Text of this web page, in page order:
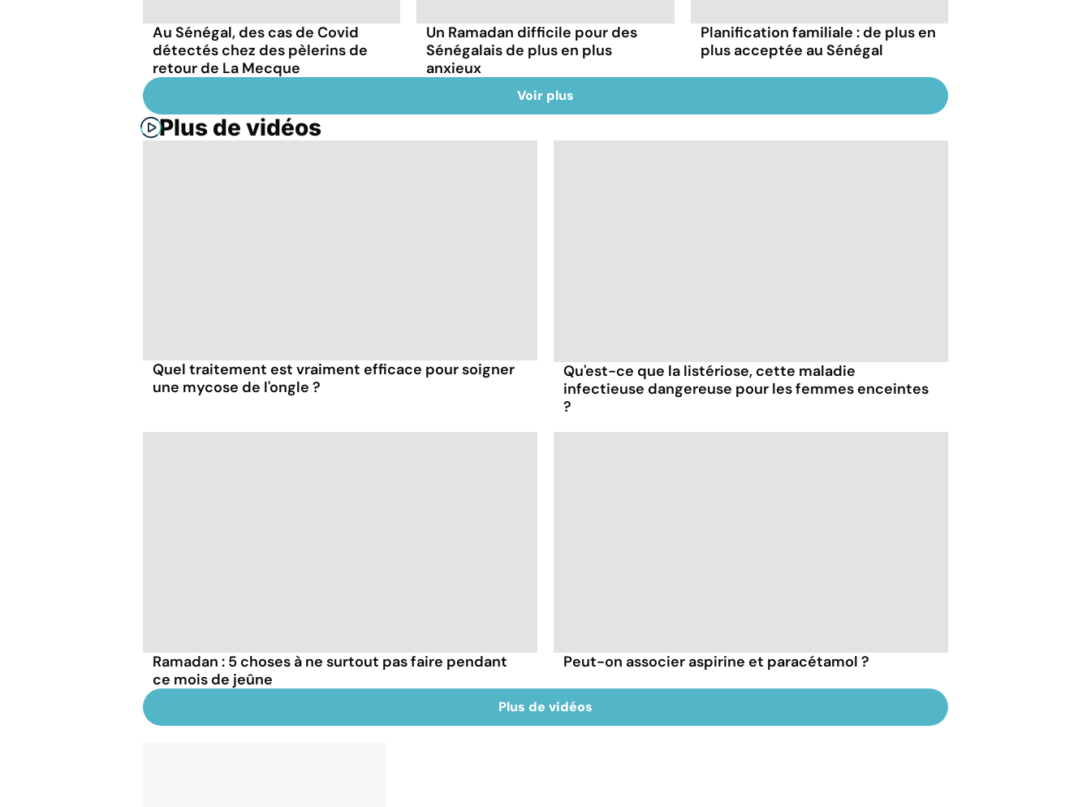
Au Sénégal, des cas de Covid
détectés chez des pèlerins de
retour de La Mecque
Un Ramadan difficile pour des
Sénégalais de plus en plus
anxieux
Planification familiale : de plus en
plus acceptée au Sénégal
Voir plus
Plus de vidéos
Quel traitement est vraiment efficace pour soigner
une mycose de l'ongle ?
Qu'est-ce que la listériose, cette maladie
infectieuse dangereuse pour les femmes enceintes
?
Ramadan : 5 choses à ne surtout pas faire pendant
ce mois de jeûne
Peut-on associer aspirine et paracétamol ?
Plus de vidéos